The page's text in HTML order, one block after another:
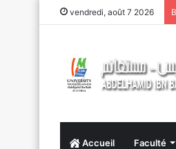
vendredi, août 7 2026
Accueil Faculté